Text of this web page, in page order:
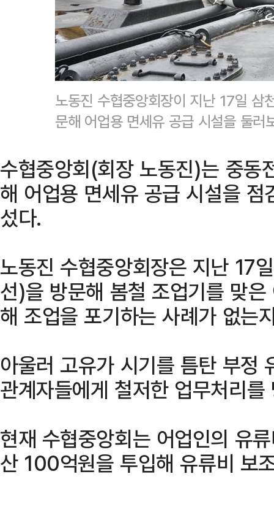
노동진 수협중앙회장이 지난 17일 삼
문해 어업용 면세유 공급 시설을 둘
수협중앙회(회장 노동진)는 중동
해 어업용 면세유 공급 시설을
섰다.
노동진 수협중앙회장은 지난 17
선)을 방문해 봄철 조업기를 맞
해 조업을 포기하는 사례가 없는
아울러 고유가 시기를 틈탄 부정
관계자들에게 철저한 업무처리를
현재 수협중앙회는 어업인의 유
산 100억원을 투입해 유류비 보